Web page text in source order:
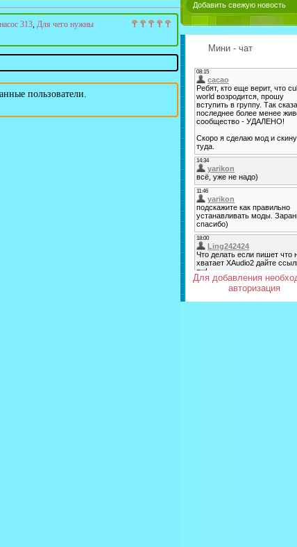
313, Для чего нужны
пользователи.
Добавить свежую новость
Мини - чат
Для добавления
авторизация